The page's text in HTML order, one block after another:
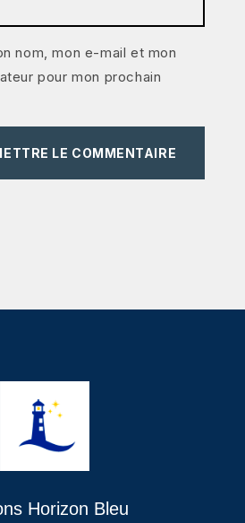
nom, mon e-mail et mon
pour mon prochain
LE COMMENTAIRE
Horizon Bleu